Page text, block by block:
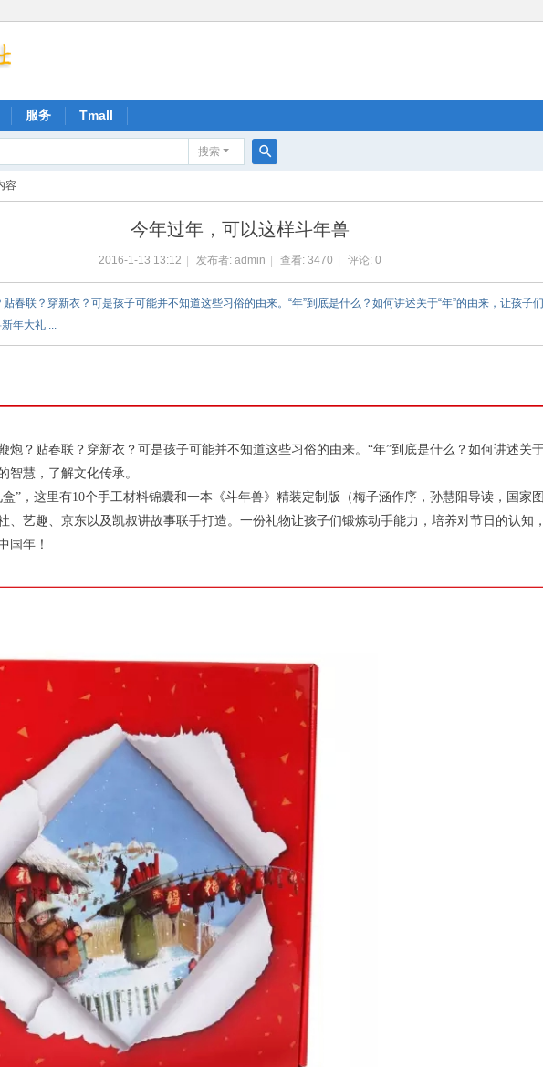
服务 Tmall
搜索
索
容
今年过年，可以这样斗年兽
2016-1-13 13:12 发布者: admin 查看: 3470 评论: 0
春联？穿新衣？可是孩子可能并不知道这些习俗的由来。“年”到底是什么？如何讲述关于“年”的由来，让孩子
年大礼 ...
炮？贴春联？穿新衣？可是孩子可能并不知道这些习俗的由来。“年”到底是什么？如何讲述关
智慧，了解文化传承。
”，这里有10个手工材料锦囊和一本《斗年兽》精装定制版（梅子涵作序，孙慧阳导读，国家
、艺趣、京东以及凯叔讲故事联手打造。一份礼物让孩子们锻炼动手能力，培养对节日的认知
国年！